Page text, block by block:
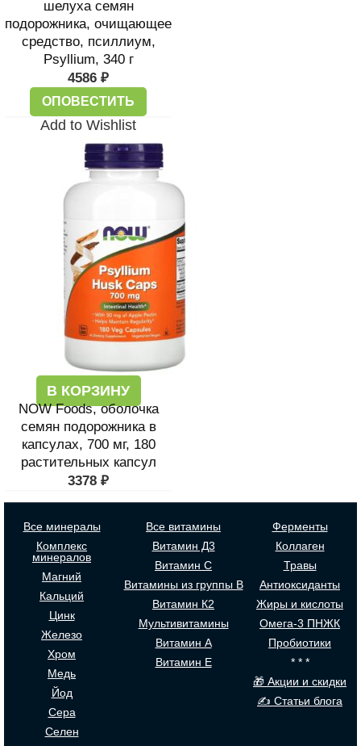
шелуха семян
подорожника, очищающее
средство, псиллиум,
Psyllium, 340 г
4586 ₽
ОПОВЕСТИТЬ
Add to Wishlist
В КОРЗИНУ
NOW Foods, оболочка
семян подорожника в
капсулах, 700 мг, 180
растительных капсул
3378 ₽
Все минералы
Комплекс
минералов
Магний
Кальций
Цинк
Железо
Хром
Медь
Йод
Сера
Селен
Все витамины
Витамин Д3
Витамин С
Витамины из группы В
Витамин К2
Мультивитамины
Витамин А
Витамин Е
Ферменты
Коллаген
Травы
Антиоксиданты
Жиры и кислоты
Омега-3 ПНЖК
Пробиотики
* * *
🎁 Акции и скидки
✍ Статьи блога